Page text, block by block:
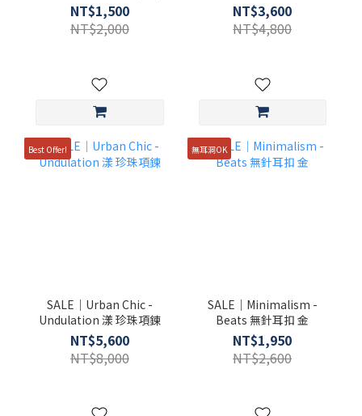
NT$1,500
NT$2,000
NT$3,600
NT$4,800
Best Offer!
SALE｜Urban Chic -
Undulation 漾 珍珠項鍊
NT$5,600
NT$8,000
無耳洞OK
SALE｜Minimalism -
Beats 無針耳扣 金
NT$1,950
NT$2,600